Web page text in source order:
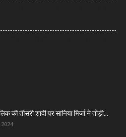
की तीसरी शादी पर सानिया मिर्जा ने तोड़ी...
2024